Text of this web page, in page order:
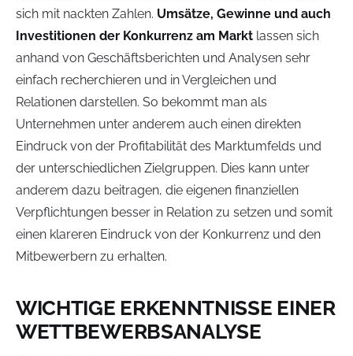
sich mit nackten Zahlen. Umsätze, Gewinne und auch
Investitionen der Konkurrenz am Markt lassen sich
anhand von Geschäftsberichten und Analysen sehr
einfach recherchieren und in Vergleichen und
Relationen darstellen. So bekommt man als
Unternehmen unter anderem auch einen direkten
Eindruck von der Profitabilität des Marktumfelds und
der unterschiedlichen Zielgruppen. Dies kann unter
anderem dazu beitragen, die eigenen finanziellen
Verpflichtungen besser in Relation zu setzen und somit
einen klareren Eindruck von der Konkurrenz und den
Mitbewerbern zu erhalten.
WICHTIGE ERKENNTNISSE EINER
WETTBEWERBSANALYSE